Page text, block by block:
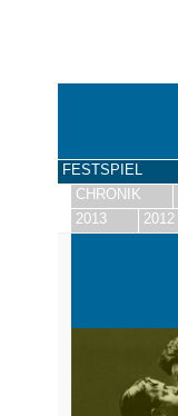
FESTSPIEL
CHRONIK
2013
2012